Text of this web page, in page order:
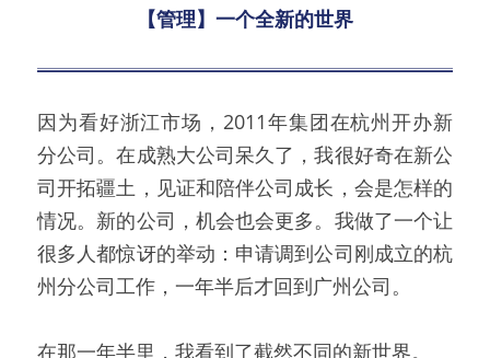
【管理】一个全新的世界
因为看好浙江市场，2011年集团在杭州开办新
分公司。在成熟大公司呆久了，我很好奇在新公
司开拓疆土，见证和陪伴公司成长，会是怎样的
情况。新的公司，机会也会更多。我做了一个让
很多人都惊讶的举动：申请调到公司刚成立的杭
州分公司工作，一年半后才回到广州公司。
在那一年半里，我看到了截然不同的新世界。